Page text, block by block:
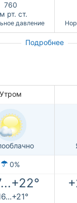
760
рт. ст.
давление
Подробнее
Утром
0%